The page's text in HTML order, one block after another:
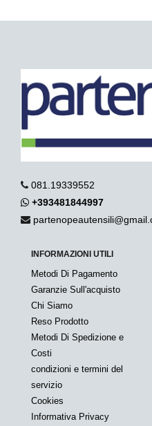
081.19339552
+393481844997
INFORMAZIONI UTILI
Metodi Di Pagamento
Garanzie Sull'acquisto
Chi Siamo
Reso Prodotto
Metodi Di Spedizione e
Costi
condizioni e termini del
servizio
Cookies
Informativa Privacy